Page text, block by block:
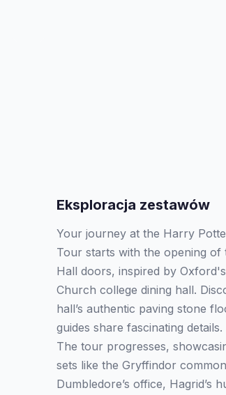
Eksploracja zestawów
Your journey at the Harry
Tour starts with the opening of
Hall doors, inspired by
Church college dining hall.
hall’s authentic paving stone
guides share fascinating details.
The tour progresses,
sets like the Gryffindor
Dumbledore’s office, Hagrid’s